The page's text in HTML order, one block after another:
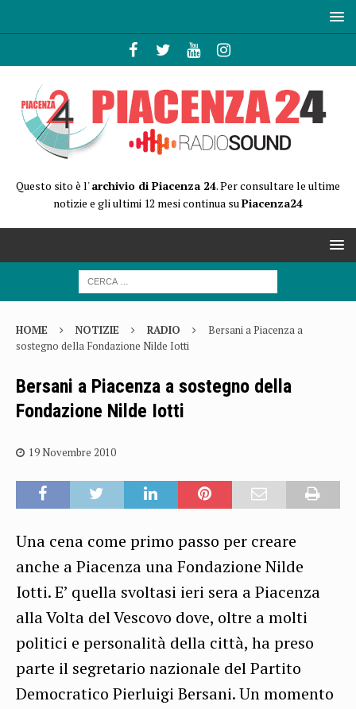
Questo sito è l'archivio di Piacenza 24. Per consultare le ultime
notizie e gli ultimi 12 mesi continua suPiacenza24
HOME NOTIZIE RADIO
Bersani a Piacenza a
sostegno della Fondazione Nilde Iotti
Bersani a Piacenza a sostegno della
Fondazione Nilde Iotti
19 Novembre 2010
Una cena come primo passo per creare
anche a Piacenza una Fondazione Nilde
Iotti. E’ quella svoltasi ieri sera a Piacenza
alla Volta del Vescovo dove, oltre a molti
politici e personalità della città, ha preso
parte il segretario nazionale del Partito
Democratico Pierluigi Bersani. Un momento